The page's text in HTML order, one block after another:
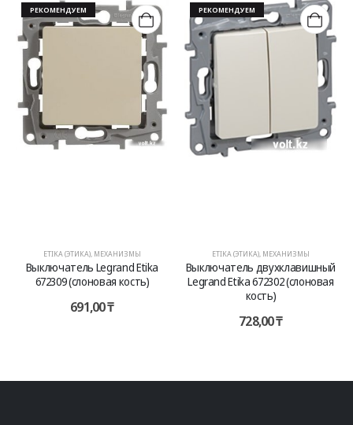
РЕКОМЕНДУЕМ
ETIKA (ЭТИКА), МЕХАНИЗМЫ
Выключатель двухклавишный
Legrand Etika 672302 (слоновая
РЕКОМЕНДУЕМ
ETIKA (ЭТИКА), МЕХАНИЗМЫ
Выключатель одноклавишный
Legrand Etika 672301 (слоновая
кость)
800,00₸